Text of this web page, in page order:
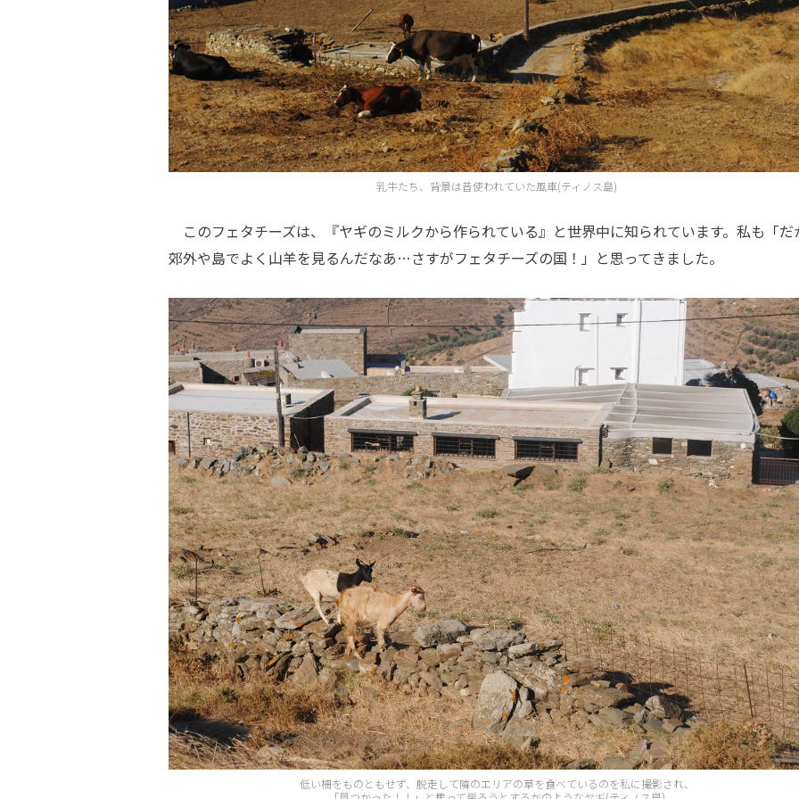
乳牛たち、背景は昔使われていた風車(ティノス島)
このフェタチーズは、『ヤギのミルクから作られている』と世界中に知られています。私も「だ
郊外や島でよく山羊を見るんだなあ…さすがフェタチーズの国！」と思ってきました。
低い柵をものともせず、脱走して隣のエリアの草を食べているのを私に撮影され、